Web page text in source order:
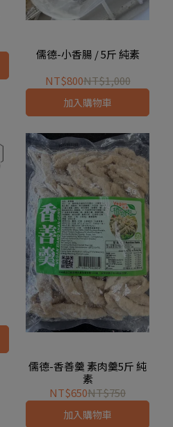
儒德-小香腸 / 5斤 純素
NT$800NT$1,000
加入購物車
儒德-香善羹 素肉羹5斤 純
素
NT$650NT$750
加入購物車